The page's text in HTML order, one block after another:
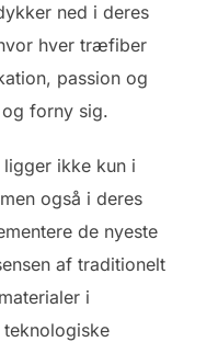
ned i deres
hver træfiber
passion og
forny sig.
ikke kun i
også i deres
de nyeste
af traditionelt
i